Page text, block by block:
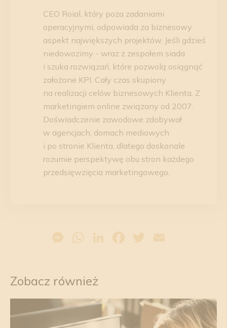
Messenger
WhatsApp
LinkedIn
Facebook
Twitter
CEO Roial, który poza zadaniami
operacyjnymi, odpowiada za biznesowy
aspekt największych projektów. Jeśli gdzieś
niedowozimy - wraz z zespołem siada
i szuka rozwiązań, które pozwolą osiągnąć
założone KPI. Cały czas skupiony
na realizacji celów biznesowych Klienta. Z
marketingiem online związany od 2007.
Doświadczenie zawodowe zdobywał
w agencjach, domach mediowych
i po stronie Klienta, dlatego doskonale
rozumie perspektywę obu stron każdego
przedsięwzięcia marketingowego.
Zobacz również